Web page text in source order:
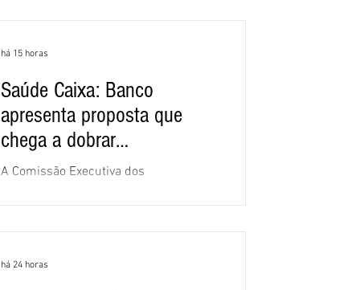
Saúde Caixa: Banco
apresenta proposta que
chega a dobrar
mensalidade
A Comissão Executiva dos
recusou a proposta apresentada pelo
banco para o custeio do Saúde Caixa,
rodada de negociações específicas da
há 15 horas
há 24 horas